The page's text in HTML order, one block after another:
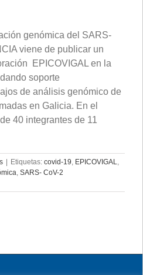
genómica del SARS-
viene de publicar un
EPICOVIGAL en la
soporte
de análisis genómico de
en Galicia. En el
40 integrantes de 11
| Etiquetas: covid-19 EPICOVIGAL
SARS- CoV-2